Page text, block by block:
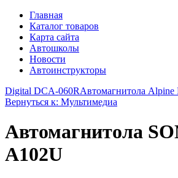
Главная
Каталог товаров
Карта сайта
Автошколы
Новости
Автоинструкторы
Digital DCA-060RАвтомагнитола
Вернуться к: Мультимедиа
Автомагнитола
A102U